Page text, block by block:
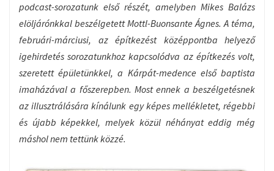
podcast-sorozatunk első részét, amelyben Mikes Balázs
elöljárónkkal beszélgetett Mottl-Buonsante Ágnes. A téma,
februári-márciusi, az építkezést középpontba helyező
igehirdetés sorozatunkhoz kapcsolódva az építkezés volt,
szeretett épületünkkel, a Kárpát-medence első baptista
imaházával a főszerepben. Most ennek a beszélgetésnek
az illusztrálására kínálunk egy képes mellékletet, régebbi
és újabb képekkel, melyek közül néhányat eddig még
máshol nem tettünk közzé.